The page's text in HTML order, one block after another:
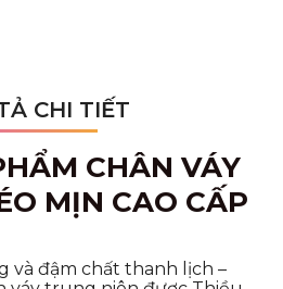
CHI TIẾT
CHÂN VÁY
MỊN CAO CẤP
và đậm chất thanh lịch –